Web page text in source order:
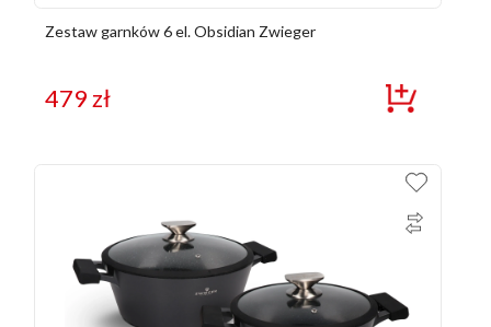
Zestaw garnków 6 el. Obsidian Zwieger
479zł